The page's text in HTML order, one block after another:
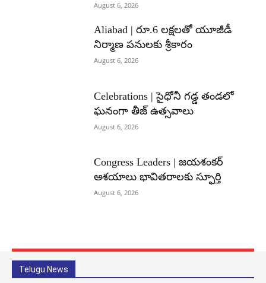
August 6, 2026
Aliabad | రూ.6 లక్షలతో యూజీడీ
నిర్మాణ పనులకు శ్రీకారం
August 6, 2026
Celebrations | సైధోనీ గడ్డ తండలో
ఘనంగా తీజ్ ఉత్సవాలు
August 6, 2026
Congress Leaders | జయశంకర్
ఆశయాలు భావితరాలకు స్ఫూర్తి
August 6, 2026
Telugu News